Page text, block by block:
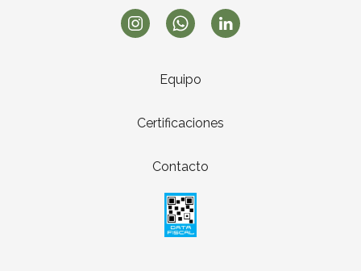
Equipo
Certificaciones
Contacto